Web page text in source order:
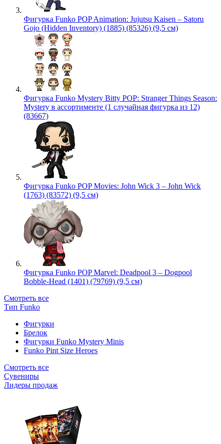
Фигурка Funko POP Animation: Jujutsu Kaisen – Satoru
Gojo (Hidden Inventory) (1885) (85326) (9,5 см)
Фигурка Funko Mystery Bitty POP: Stranger Things Season:
Mystery в ассортименте (1 случайная фигурка из 12)
(83667)
Фигурка Funko POP Movies: John Wick 3 – John Wick
(1763) (83572) (9,5 см)
Фигурка Funko POP Marvel: Deadpool 3 – Dogpool
Bobble-Head (1401) (79769) (9,5 см)
Смотреть все
Тип Funko
Фигурки
Брелок
Фигурки Funko Mystery Minis
Funko Pint Size Heroes
Смотреть все
Сувениры
Лидеры продаж